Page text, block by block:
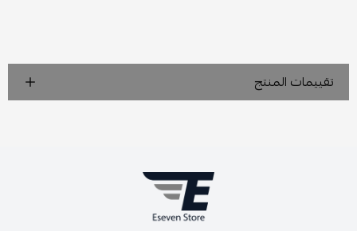
تقييمات المنتج